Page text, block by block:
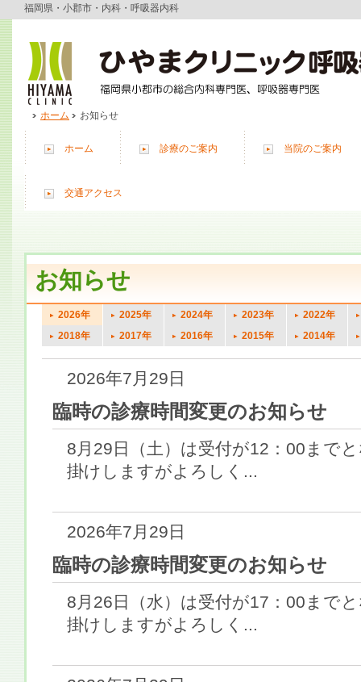
福岡県・小郡市・内科・呼吸器内科
ホーム お知らせ
ホーム 診療のご案内 当院のご案内
交通アクセス
お知らせ
2026年 2025年 2024年 2023年
2022年
2018年
2017年 2016年 2015年 2014年
2026年7月29日
臨時の診療時間変更のお知らせ
8月29日（土）は受付が12：00まで
掛けしますがよろしく...
2026年7月29日
臨時の診療時間変更のお知らせ
8月26日（水）は受付が17：00まで
掛けしますがよろしく...